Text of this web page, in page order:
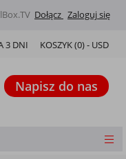
Dołącz Zaloguj się
KOSZYK (0) - USD
3 DNI
Napisz do nas